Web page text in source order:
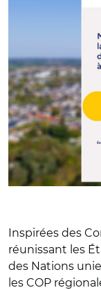
Inspirées des
réunissant les
des Nations
les COP